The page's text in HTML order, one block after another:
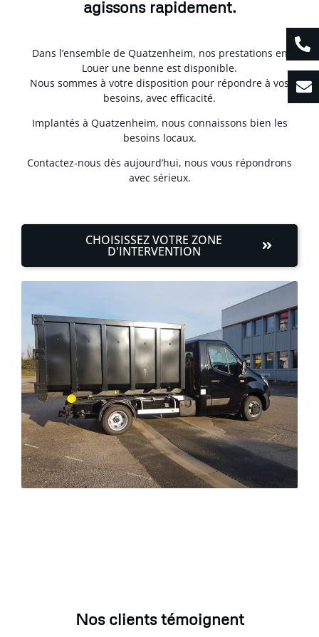
agissons rapidement.
Dans l’ensemble de Quatzenheim, nos prestations en
Louer une benne est disponible.
Nous sommes à votre disposition pour répondre à vos
besoins, avec efficacité.
Implantés à Quatzenheim, nous connaissons bien les
besoins locaux.
Contactez-nous dès aujourd’hui, nous vous répondrons
avec sérieux.
CHOISISSEZ VOTRE ZONE
D'INTERVENTION
Nos clients témoignent